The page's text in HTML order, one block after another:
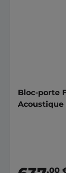
Bloc-porte
Acoustique
,00